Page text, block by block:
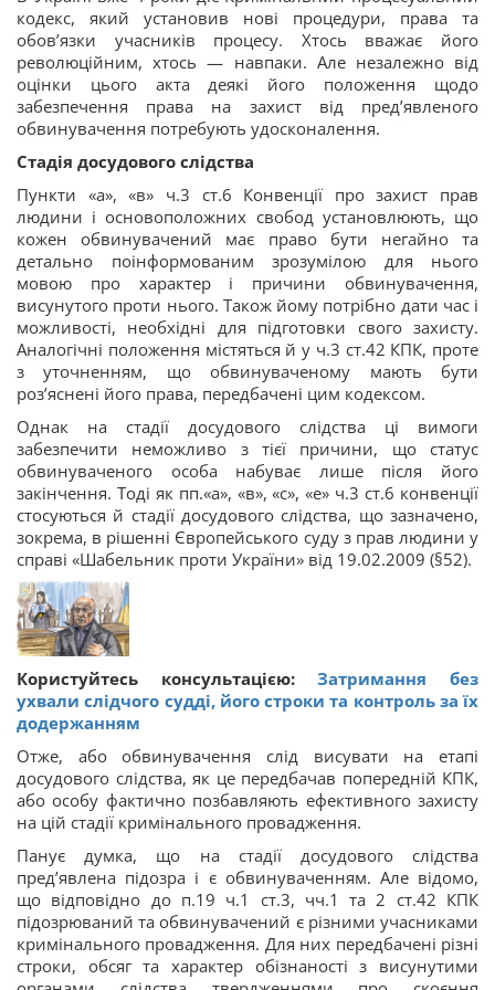
кодекс, який установив нові процедури, права та
обов’язки учасників процесу. Хтось вважає його
революційним, хтось — навпаки. Але незалежно від
оцінки цього акта деякі його положення щодо
забезпечення права на захист від пред’явленого
обвинувачення потребують удосконалення.
Стадія досудового слідства
Пункти «а», «в» ч.3 ст.6 Конвенції про захист прав
людини і основоположних свобод установлюють, що
кожен обвинувачений має право бути негайно та
детально поінформованим зрозумілою для нього
мовою про характер і причини обвинувачення,
висунутого проти нього. Також йому потрібно дати час і
можливості, необхідні для підготовки свого захисту.
Аналогічні положення містяться й у ч.3 ст.42 КПК, проте
з уточненням, що обвинуваченому мають бути
роз’яснені його права, передбачені цим кодексом.
Однак на стадії досудового слідства ці вимоги
забезпечити неможливо з тієї причини, що статус
обвинуваченого особа набуває лише після його
закінчення. Тоді як пп.«а», «в», «с», «е» ч.3 ст.6 конвенції
стосуються й стадії досудового слідства, що зазначено,
зокрема, в рішенні Європейського суду з прав людини у
справі «Шабельник проти України» від 19.02.2009 (§52).
Користуйтесь консультацією:Затримання без
ухвали слідчого судді, його строки та контроль за їх
додержанням
Отже, або обвинувачення слід висувати на етапі
досудового слідства, як це передбачав попередній КПК,
або особу фактично позбавляють ефективного захисту
на цій стадії кримінального провадження.
Панує думка, що на стадії досудового слідства
пред’явлена підозра і є обвинуваченням. Але відомо,
що відповідно до п.19 ч.1 ст.3, чч.1 та 2 ст.42 КПК
підозрюваний та обвинувачений є різними учасниками
кримінального провадження. Для них передбачені різні
строки, обсяг та характер обізнаності з висунутими